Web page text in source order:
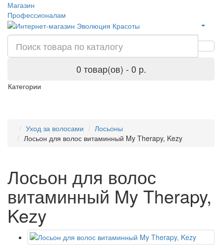
Магазин
Профессионалам
0 товар(ов) - 0 р.
Категории
Уход за волосами
Лосьоны
Лосьон для волос витаминный My Therapy, Kezy
Лосьон для волос
витаминный My Therapy,
Kezy